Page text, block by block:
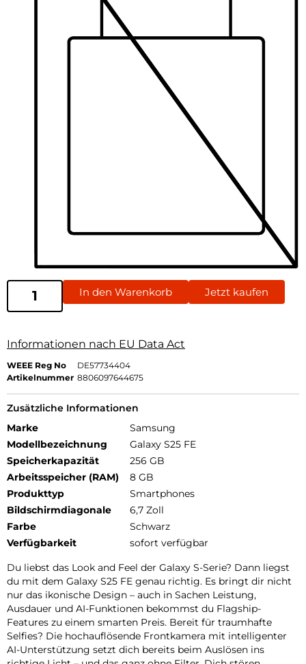
In den Warenkorb Jetzt kaufen
Informationen nach EU Data Act
WEEE Reg No
DE57734404
Artikelnummer 8806097644675
Zusätzliche Informationen
Marke
Samsung
Modellbezeichnung
Galaxy S25 FE
Speicherkapazität
256 GB
Arbeitsspeicher (RAM)
8 GB
Produkttyp
Smartphones
Bildschirmdiagonale
6,7 Zoll
Farbe
Schwarz
Verfügbarkeit
sofort verfügbar
Du liebst das Look and Feel der Galaxy S-Serie? Dann liegst
du mit dem Galaxy S25 FE genau richtig. Es bringt dir nicht
nur das ikonische Design – auch in Sachen Leistung,
Ausdauer und AI-Funktionen bekommst du Flagship-
Features zu einem smarten Preis. Bereit für traumhafte
Selfies? Die hochauflösende Frontkamera mit intelligenter
AI-Unterstützung setzt dich bereits beim Auslösen ins